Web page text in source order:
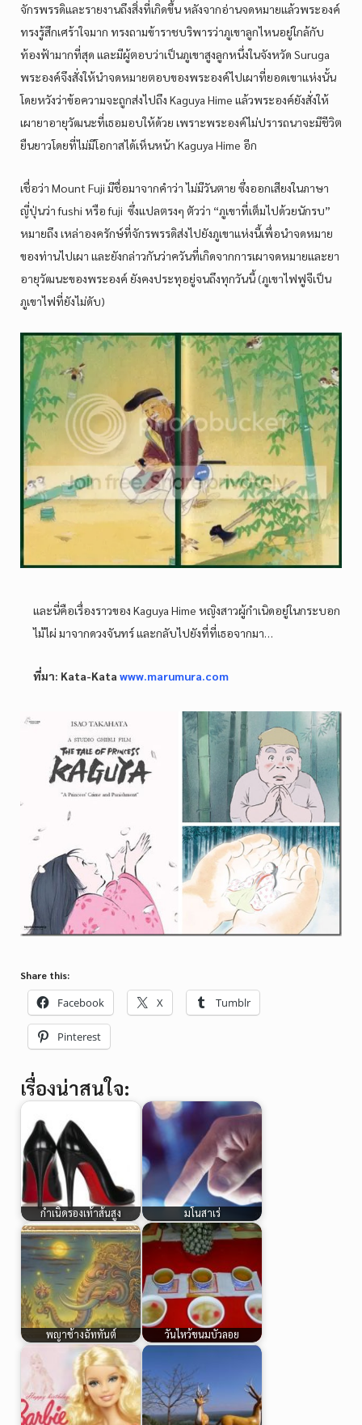
จักรพรรดิและรายงานถึงสิ่งที่เกิดขึ้น หลังจากอ่านจดหมายแล้วพระองค์
ทรงรู้สึกเศร้าใจมาก ทรงถามข้าราชบริพารว่าภูเขาลูกไหนอยู่ใกล้กับ
ท้องฟ้ามากที่สุด และมีผู้ตอบว่าเป็นภูเขาสูงลูกหนึ่งในจังหวัด Suruga
พระองค์จึงสั่งให้นำจดหมายตอบของพระองค์ไปเผาที่ยอดเขาแห่งนั้น
โดยหวังว่าข้อความจะถูกส่งไปถึง Kaguya Hime แล้วพระองค์ยังสั่งให้
เผายาอายุวัฒนะที่เธอมอบให้ด้วย เพราะพระองค์ไม่ปรารถนาจะมีชีวิต
ยืนยาวโดยที่ไม่มีโอกาสได้เห็นหน้า Kaguya Hime อีก
เชื่อว่า Mount Fuji มีชื่อมาจากคำว่า ไม่มีวันตาย ซึ่งออกเสียงในภาษา
ญี่ปุ่นว่า fushi หรือ fuji ซึ่งแปลตรงๆ ตัวว่า “ภูเขาที่เต็มไปด้วยนักรบ”
หมายถึง เหล่าองครักษ์ที่จักรพรรดิส่งไปยังภูเขาแห่งนี้เพื่อนำจดหมาย
ของท่านไปเผา และยังกล่าวกันว่าควันที่เกิดจากการเผาจดหมายและยา
อายุวัฒนะของพระองค์ ยังคงประทุอยู่จนถึงทุกวันนี้ (ภูเขาไฟฟูจีเป็น
ภูเขาไฟที่ยังไม่ดับ)
และนี่คือเรื่องราวของ Kaguya Hime หญิงสาวผู้กำเนิดอยู่ในกระบอก
ไม้ไผ่ มาจากดวงจันทร์ และกลับไปยังที่ที่เธอจากมา…
ที่มา: Kata-Kata www.marumura.com
Share this:
Facebook X Tumblr
Pinterest
เรื่องน่าสนใจ:
กำเนิดรองเท้าส้นสูง มโนสาเร่
พญาช้างฉัททันต์ วันไหว้ขนมบัวลอย